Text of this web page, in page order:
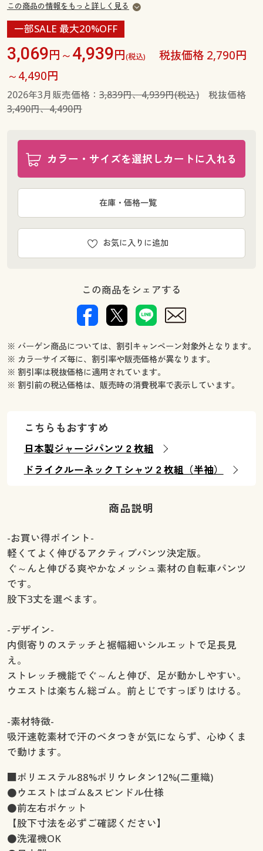
よくある質問とお問い合わせ
この商品の情報をもっと詳しく見る
一部SALE 最大20%OFF
3,069円～4,939円(税込)
税抜価格 2,790円
～4,490円
2026年3月販売価格： 3,839円、4,939円(税込)税抜価格
3,490円、4,490円
カラー・サイズを選択しカートに入れる
お気に入りに追加
在庫・価格一覧
この商品をシェアする
※ バーゲン商品については、割引キャンペーン対象外となります。
※ カラーサイズ毎に、割引率や販売価格が異なります。
※ 割引率は税抜価格に適用されています。
※ 割引前の税込価格は、販売時の消費税率で表示しています。
こちらもおすすめ
日本製ジャージパンツ２枚組
ドライクルーネックＴシャツ２枚組（半袖）
商品説明
-お買い得ポイント-
軽くてよく伸びるアクティブパンツ決定版。
ぐ～んと伸びる爽やかなメッシュ素材の自転車パンツ
です。
股下3丈を選べます。
-デザイン-
内側寄りのステッチと裾幅細いシルエットで足長見
え。
ストレッチ機能でぐ～んと伸び、足が動かしやすい。
ウエストは楽ちん総ゴム。前とじですっぽりはける。
-素材特徴-
吸汗速乾素材で汗のベタつきが気にならず、心ゆくま
で動けます。
■ポリエステル88%ポリウレタン12%(二重織)
●ウエストはゴム&スピンドル仕様
●前左右ポケット
【股下寸法を必ずご確認ください】
●洗濯機OK